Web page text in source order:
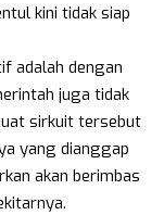
kini tidak siap
adalah dengan
juga tidak
sirkuit tersebut
yang dianggap
akan berimbas